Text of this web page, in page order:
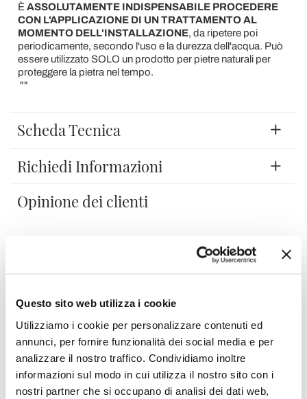
Questo sito web utilizza i cookie
Utilizziamo i cookie per personalizzare contenuti ed
annunci, per fornire funzionalità dei social media e per
analizzare il nostro traffico. Condividiamo inoltre
informazioni sul modo in cui utilizza il nostro sito con i
nostri partner che si occupano di analisi dei dati web,
ÈASSOLUTAMENTE INDISPENSABILE PROCEDERE
CON L'APPLICAZIONE DI UN TRATTAMENTO AL
MOMENTO DELL'INSTALLAZIONE, da ripetere poi
periodicamente, secondo l'uso e la durezza dell'acqua. Può
essere utilizzato SOLO un prodotto per pietre naturali per
proteggere la pietra nel tempo.
""
Scheda Tecnica
Richiedi Informazioni
Opinione dei clienti
Devi accedere per poter scrivere la tua opinione.
Aggiungi alla Wish List
Invia la tua opinione su questo prodotto Stampa